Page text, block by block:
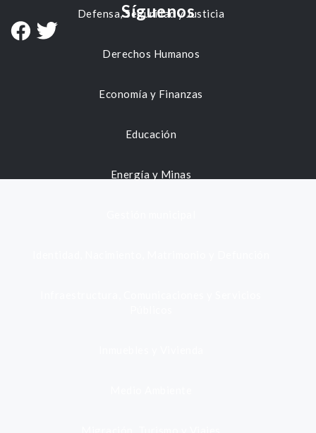
Defensa, Seguridad y Justicia
Derechos Humanos
Economía y Finanzas
Educación
Energía y Minas
Síguenos